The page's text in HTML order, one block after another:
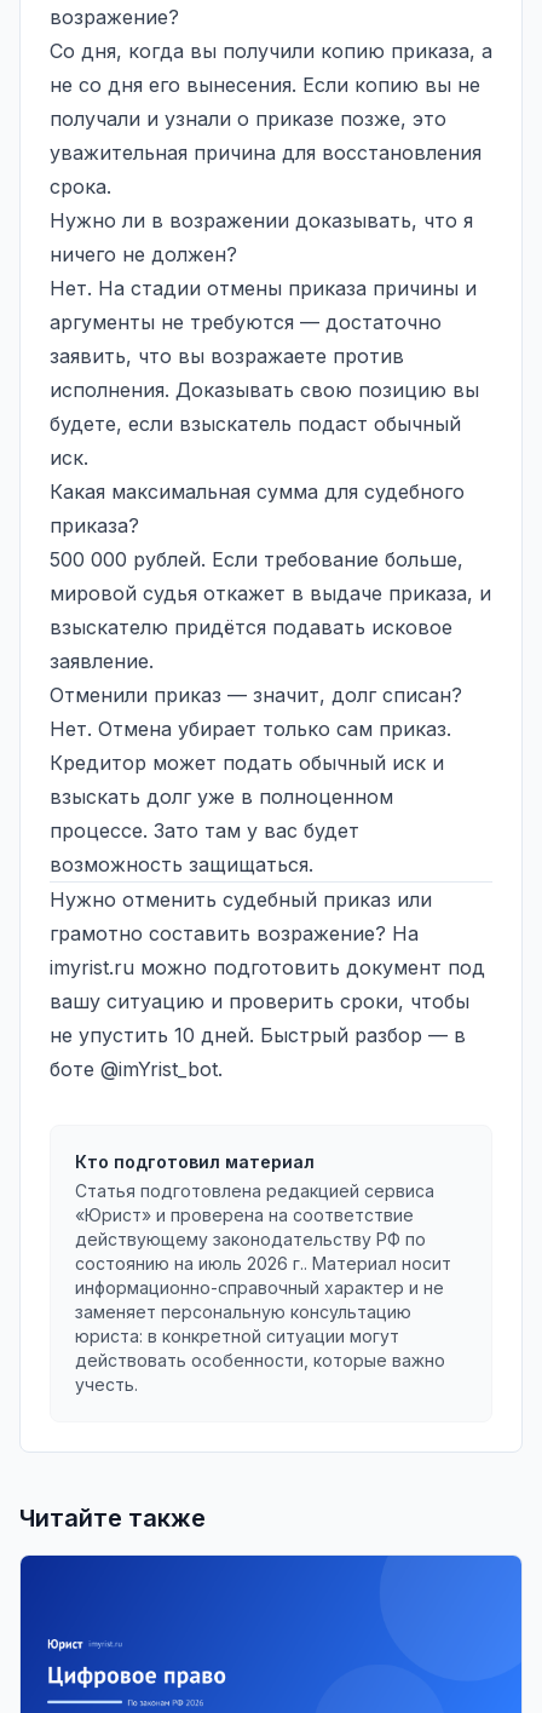
возражение?
Со дня, когда вы получили копию приказа, а
не со дня его вынесения. Если копию вы не
получали и узнали о приказе позже, это
уважительная причина для восстановления
срока.
Нужно ли в возражении доказывать, что я
ничего не должен?
Нет. На стадии отмены приказа причины и
аргументы не требуются — достаточно
заявить, что вы возражаете против
исполнения. Доказывать свою позицию вы
будете, если взыскатель подаст обычный
иск.
Какая максимальная сумма для судебного
приказа?
500 000 рублей. Если требование больше,
мировой судья откажет в выдаче приказа, и
взыскателю придётся подавать исковое
заявление.
Отменили приказ — значит, долг списан?
Нет. Отмена убирает только сам приказ.
Кредитор может подать обычный иск и
взыскать долг уже в полноценном
процессе. Зато там у вас будет
возможность защищаться.
Нужно отменить судебный приказ или
грамотно составить возражение? На
imyrist.ru можно подготовить документ под
вашу ситуацию и проверить сроки, чтобы
не упустить 10 дней. Быстрый разбор — в
боте @imYrist_bot.
Кто подготовил материал
Статья подготовлена редакцией сервиса
«Юрист» и проверена на соответствие
действующему законодательству РФ по
состоянию на июль 2026 г.. Материал носит
информационно-справочный характер и не
заменяет персональную консультацию
юриста: в конкретной ситуации могут
действовать особенности, которые важно
учесть.
Читайте также